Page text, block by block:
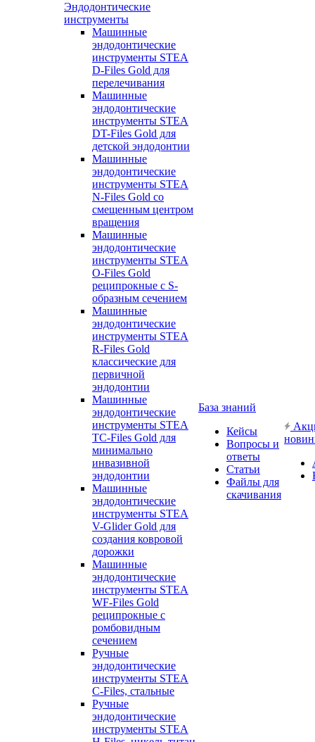
Эндодонтические
инструменты
Машинные
эндодонтические
инструменты STEA
D-Files Gold для
перелечивания
Машинные
эндодонтические
инструменты STEA
DT-Files Gold для
детской эндодонтии
Машинные
эндодонтические
инструменты STEA
N-Files Gold со
смещенным центром
вращения
Машинные
эндодонтические
инструменты STEA
O-Files Gold
реципрокные с S-
образным сечением
Машинные
эндодонтические
инструменты STEA
R-Files Gold
классические для
первичной
эндодонтии
Машинные
эндодонтические
инструменты STEA
TC-Files Gold для
минимально
инвазивной
эндодонтии
Машинные
эндодонтические
инструменты STEA
V-Glider Gold для
создания ковровой
дорожки
Машинные
эндодонтические
инструменты STEA
WF-Files Gold
реципрокные с
ромбовидным
сечением
Ручные
эндодонтические
инструменты STEA
C-Files, стальные
Ручные
эндодонтические
инструменты STEA
База знаний
Кейсы
Вопросы и
ответы
Статьи
Файлы для
скачивания